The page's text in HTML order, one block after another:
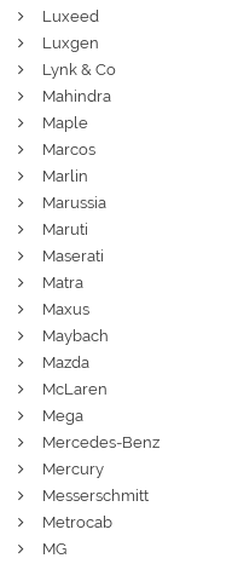
Luxeed
Luxgen
Lynk & Co
Mahindra
Maple
Marcos
Marlin
Marussia
Maruti
Maserati
Matra
Maxus
Maybach
Mazda
McLaren
Mega
Mercedes-Benz
Mercury
Messerschmitt
Metrocab
MG